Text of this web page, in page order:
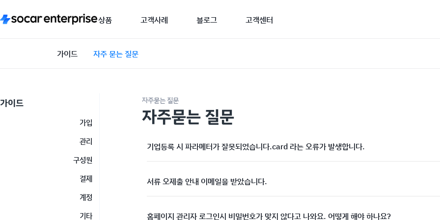
상품 고객사례 블로그 고객센터
가이드 자주 묻는 질문
가이드
가입
관리
구성원
결제
계정
기타
자주묻는 질문
자주묻는 질문
기업등록 시 파라메터가 잘못되었습니다.card 라는 오류가 발생합니다.
서류 오제출 안내 이메일을 받았습니다.
홈페이지 관리자 로그인시 비밀번호가 맞지 않다고 나와요. 어떻게 해야 하나요?